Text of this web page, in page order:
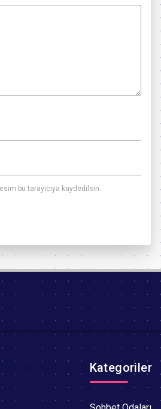
bu tarayıcıya kaydedilsin.
Kategoriler